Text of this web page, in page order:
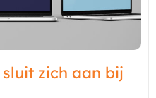
zich aan bij